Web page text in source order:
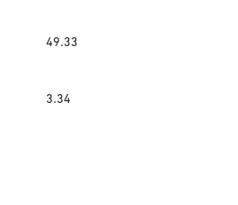
49.33
3.34